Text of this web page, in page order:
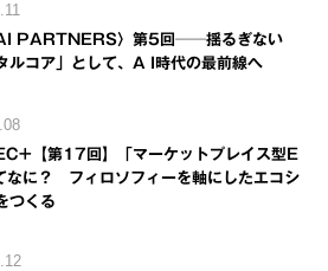
PARTNERS〉第5回──揺るぎない
ルコア」として、A I時代の最前線へ
【第17回】「マーケットプレイス型E
なに？ フィロソフィーを軸にしたエコシ
つくる